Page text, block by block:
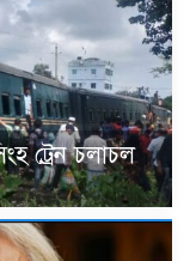
ট্রেন চলাচল